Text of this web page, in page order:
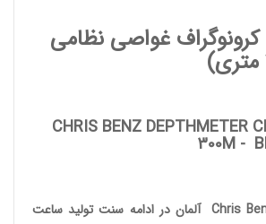
غواصی نظامی
CHRIS BENZ DEPTHMETER
300M -
Chrisآلمان در ادامه سنت تولید ساعت